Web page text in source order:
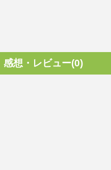
感想・レビュー(0)